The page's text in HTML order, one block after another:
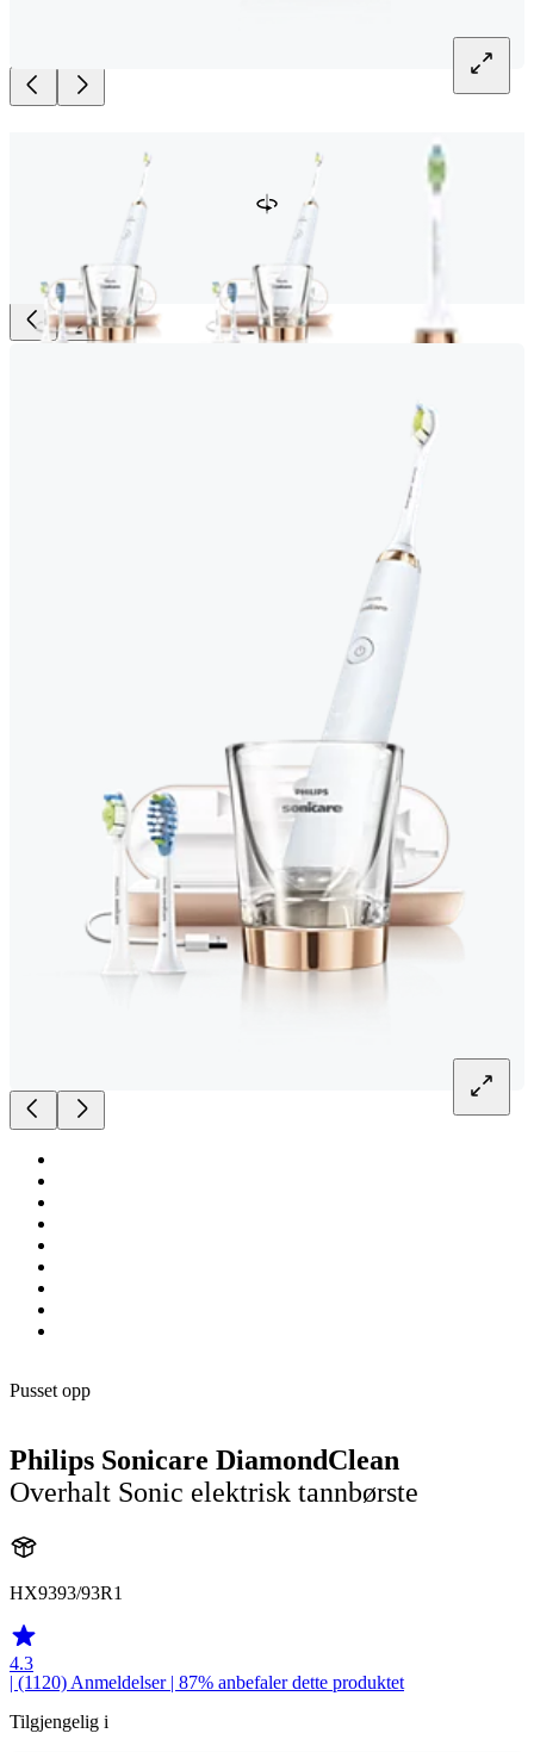
Pusset opp
Philips Sonicare DiamondClean
Overhalt Sonic elektrisk tannbørste
HX9393/93R1
4.3
| (1120) Anmeldelser| 87% anbefaler dette produktet
Tilgjengelig i